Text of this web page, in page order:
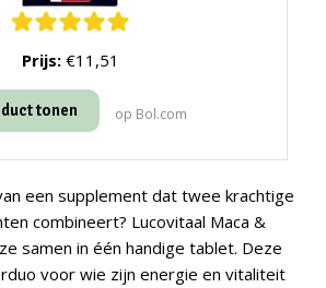
Prijs:€11,51
tonen op Bol.com
een supplement dat twee krachtige
combineert? Lucovitaal Maca &
samen in één handige tablet. Deze
voor wie zijn energie en vitaliteit